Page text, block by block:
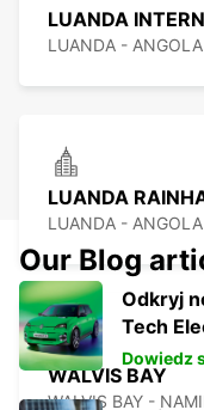
LUANDA
LUANDA - ANGOLA
LUANDA
LUANDA - ANGOLA
WALVIS BAY
WALVIS BAY -
Our Blog
Odkryj
Tech
Dowiedz